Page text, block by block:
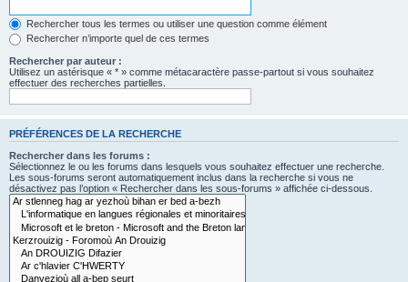
Rechercher tous les termes ou utiliser une question comme élément
Rechercher n’importe quel de ces termes
Rechercher par auteur :
Utilisez un astérisque « * » comme métacaractère passe-partout si vous souhaitez
effectuer des recherches partielles.
PRÉFÉRENCES DE LA RECHERCHE
Rechercher dans les forums :
Sélectionnez le ou les forums dans lesquels vous souhaitez effectuer une recherche.
Les sous-forums seront automatiquement inclus dans la recherche si vous ne
désactivez pas l’option « Rechercher dans les sous-forums » affichée ci-dessous.